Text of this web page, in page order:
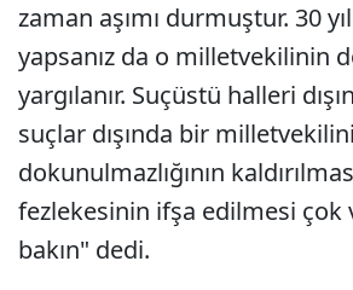
zaman aşımı durmuştur. 30
yapsanız da o milletvekilinin
yargılanır. Suçüstü halleri
suçlar dışında bir
dokunulmazlığının
fezlekesinin ifşa edilmesi çok
bakın" dedi.